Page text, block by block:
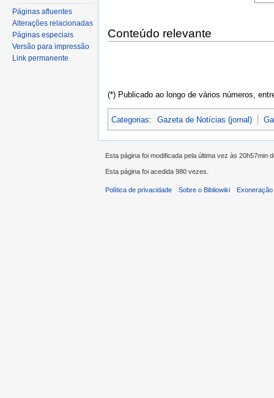
Conteúdo relevante
(*) Publicado ao longo de vários números,
Categorias: Gazeta de Notícias (jornal)
Páginas afluentes
Alterações relacionadas
Páginas especiais
Versão para impressão
Link permanente
Esta página foi modificada pela última vez às 20h57min
Esta página foi acedida 980 vezes.
Política de privacidade Sobre o Bibliowiki